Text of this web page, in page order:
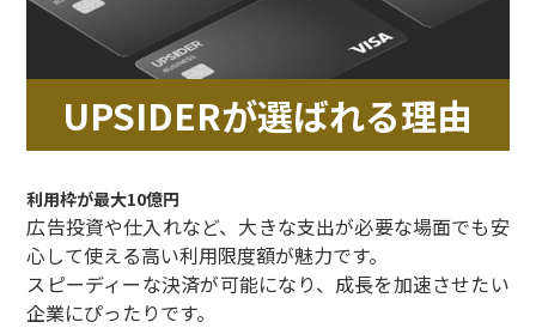
UPSIDERが選ばれる理由
利用枠が最大10億円
広告投資や仕入れなど、大きな支出が必要な場面でも安
心して使える高い利用限度額が魅力です。
スピーディーな決済が可能になり、成長を加速させたい
企業にぴったりです。